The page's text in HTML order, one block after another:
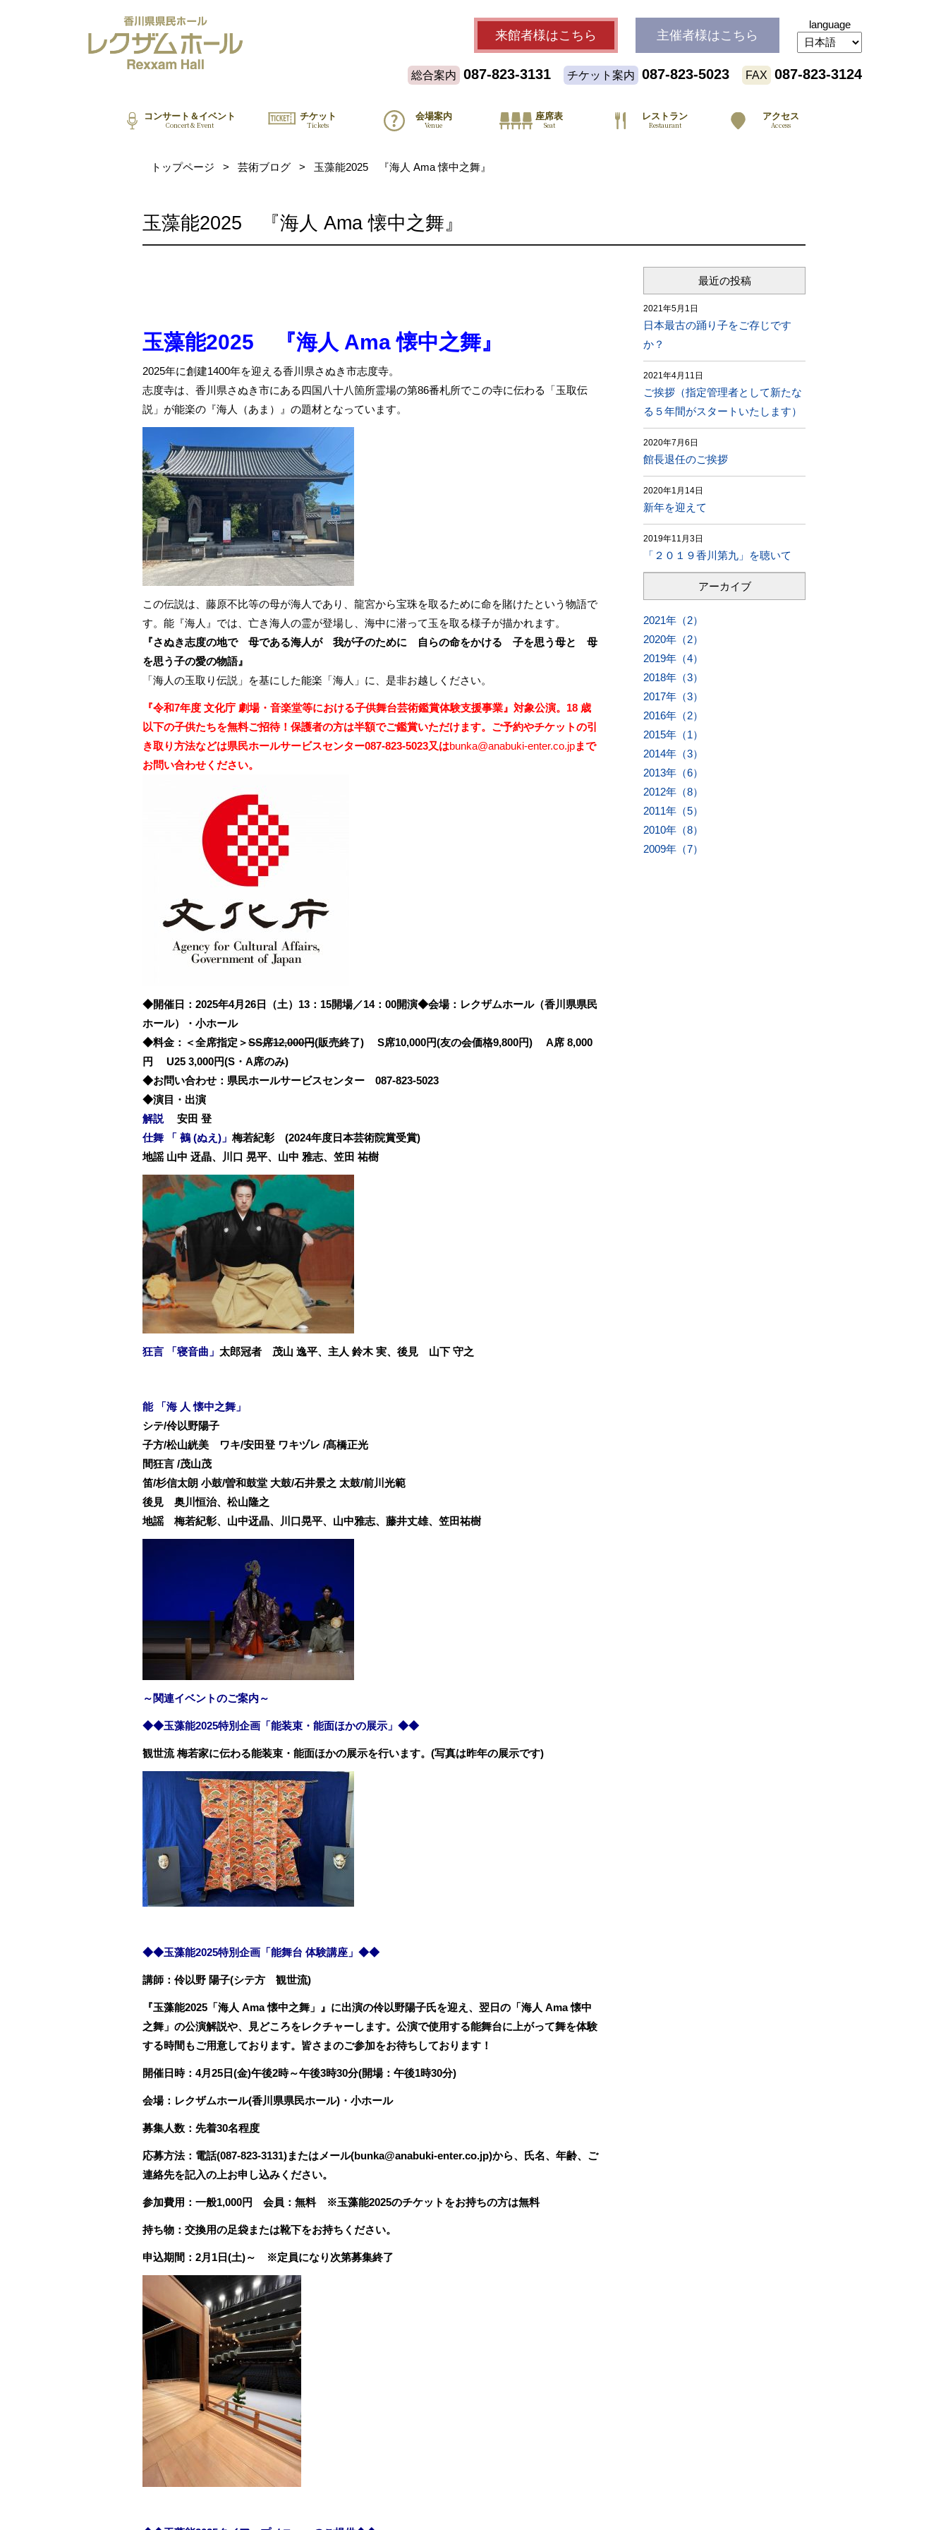
来館者様はこちら 主催者様はこちら
language
総合案内 087-823-3131 チケット案内 087-823-5023 FAX 087-823-3124
コンサート＆イベント
Concert & Event
チケット
Tickets
会場案内
Venue
座席表
Seat
レストラン
Restaurant
アクセス
Access
トップページ > 芸術ブログ > 玉藻能2025 『海人 Ama 懐中之舞』
玉藻能2025 『海人 Ama 懐中之舞』
玉藻能2025 『海人 Ama 懐中之舞』
2025年に創建1400年を迎える香川県さぬき市志度寺。
志度寺は、香川県さぬき市にある四国八十八箇所霊場の第86番札所でこの寺に伝わる「玉取伝
説」が能楽の『海人（あま）』の題材となっています。
この伝説は、藤原不比等の母が海人であり、龍宮から宝珠を取るために命を賭けたという物語で
す。能『海人』では、亡き海人の霊が登場し、海中に潜って玉を取る様子が描かれます。
『さぬき志度の地で 母である海人が 我が子のために 自らの命をかける 子を思う母と 母
を思う子の愛の物語』
「海人の玉取り伝説」を基にした能楽「海人」に、是非お越しください。
『令和7年度 文化庁 劇場・音楽堂等における子供舞台芸術鑑賞体験支援事業』対象公演。 18 歳
以下の子供たちを無料ご招待！保護者の方は半額でご鑑賞いただけます。 ご予約やチケットの引
き取り方法などは県民ホールサービスセンター087-823-5023又はbunka@anabuki-enter.co.jpまで
お問い合わせください。
◆開催日：2025年4月26日（土）13：15開場／14：00開演◆会場：レクザムホール（香川県県民
ホール）・小ホール
◆料金：＜全席指定＞SS席12,000円(販売終了) S席10,000円(友の会価格9,800円) A席 8,000
円 U25 3,000円(S・A席のみ)
◆お問い合わせ：県民ホールサービスセンター 087-823-5023
◆演目・出演
解説安田 登
仕舞 「 鵺 (ぬえ)」 梅若紀彰 (2024年度日本芸術院賞受賞)
地謡 山中 迓晶、川口 晃平、山中 雅志、笠田 祐樹
狂言 「寝音曲」 太郎冠者 茂山 逸平、主人 鈴木 実、後見 山下 守之
能 「海 人 懐中之舞」
シテ/伶以野陽子
子方/松山絖美 ワキ/安田登 ワキヅレ /髙橋正光
間狂言 /茂山茂
笛/杉信太朗 小鼓/曽和鼓堂 大鼓/石井景之 太鼓/前川光範
後見 奥川恒治、松山隆之
地謡 梅若紀彰、山中迓晶、川口晃平、山中雅志、藤井丈雄、笠田祐樹
～関連イベントのご案内～
◆◆玉藻能2025特別企画「能装束・能面ほかの展示」◆◆
観世流 梅若家に伝わる能装束・能面ほかの展示を行います。(写真は昨年の展示です)
◆◆玉藻能2025特別企画「能舞台 体験講座」◆◆
講師：伶以野 陽子(シテ方 観世流)
『玉藻能2025「海人 Ama 懐中之舞」』に出演の伶以野陽子氏を迎え、翌日の 「海人 Ama 懐中
之舞」の公演解説や、見どころをレクチャーします。 公演で使用する能舞台に上がって舞を体験
する時間もご用意しております。 皆さまのご参加をお待ちしております！
開催日時：4月25日(金)午後2時～午後3時30分(開場：午後1時30分)
会場：レクザムホール(香川県県民ホール)・小ホール
募集人数：先着30名程度
応募方法：電話(087-823-3131)またはメール(bunka@anabuki-enter.co.jp)から、氏名、年齢、ご
連絡先を記入の上お申し込みください。
参加費用：一般1,000円 会員：無料 ※玉藻能2025のチケットをお持ちの方は無料
持ち物：交換用の足袋または靴下をお持ちください。
申込期間：2月1日(土)～ ※定員になり次第募集終了
最近の投稿
日本最古の踊り子をご存じです
か？
2021年5月1日
ご挨拶（指定管理者として新たな
る５年間がスタートいたします）
2021年4月11日
館長退任のご挨拶
2020年7月6日
新年を迎えて
2020年1月14日
「２０１９香川第九」を聴いて
2019年11月3日
アーカイブ
2021年（2）
2020年（2）
2019年（4）
2018年（3）
2017年（3）
2016年（2）
2015年（1）
2014年（3）
2013年（6）
2012年（8）
2011年（5）
2010年（8）
2009年（7）